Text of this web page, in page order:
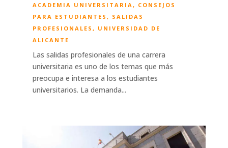
ACADEMIA UNIVERSITARIA , CONSEJOS
PARA ESTUDIANTES , SALIDAS
PROFESIONALES , UNIVERSIDAD DE
ALICANTE
Las salidas profesionales de una carrera
universitaria es uno de los temas que más
preocupa e interesa a los estudiantes
universitarios. La demanda...